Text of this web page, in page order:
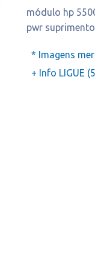
módulo hp
pwr
* Imagens
+ Info LIGUE